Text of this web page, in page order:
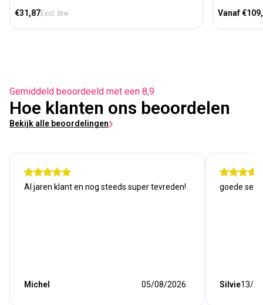
Normale prijs
€31,87Excl. btw Normale
Vanaf
Gemiddeld beoordeeld met een 8,9
Hoe klanten ons beoordelen
Bekijk alle beoordelingen
Al jaren klant en nog steeds super tevreden!
Michel 05/08/2026
goede
Silvie13/